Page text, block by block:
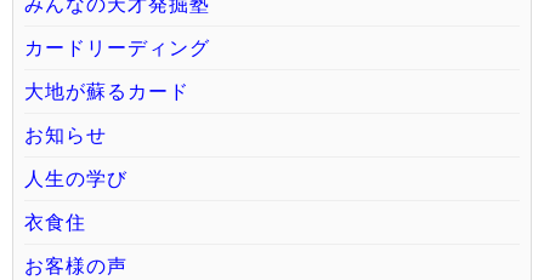
みんなの天才発掘塾
カードリーディング
大地が蘇るカード
お知らせ
人生の学び
衣食住
お客様の声